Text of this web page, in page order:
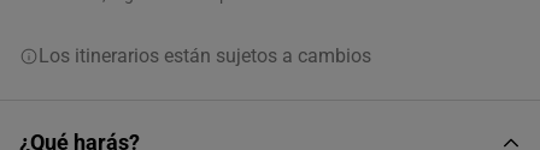
Los itinerarios están sujetos a cambios
¿Qué harás?